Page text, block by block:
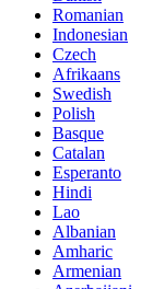
Romanian
Indonesian
Czech
Afrikaans
Swedish
Polish
Basque
Catalan
Esperanto
Hindi
Lao
Albanian
Amharic
Armenian